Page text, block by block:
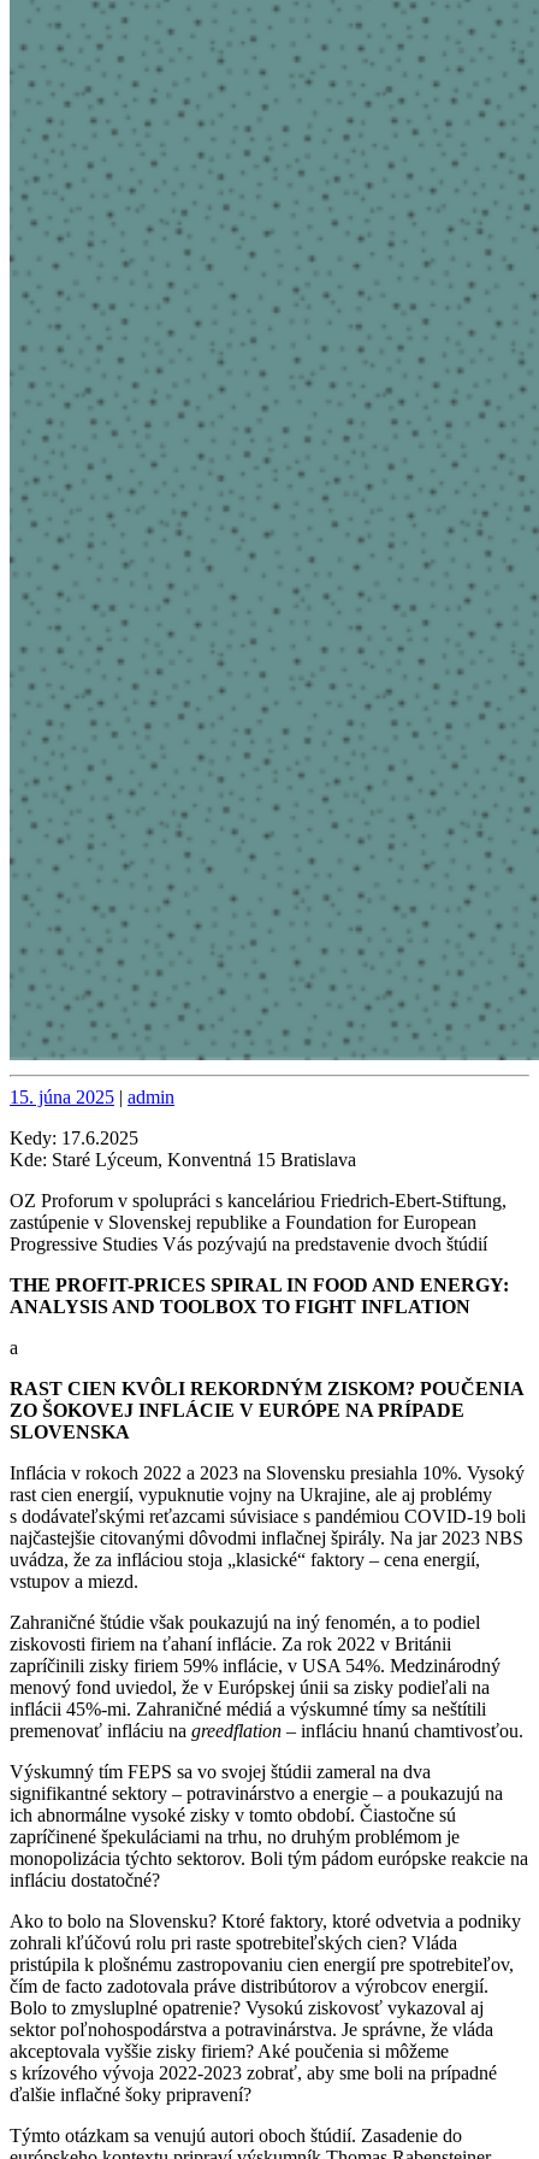
Posted
15. júna 2025 | Posted
admin
Kedy: 17.6.2025
Kde: Staré Lýceum, Konventná 15 Bratislava
OZ Proforum v spolupráci s kanceláriou Friedrich-Ebert-Stiftung,
zastúpenie v Slovenskej republike a Foundation for European
Progressive Studies Vás pozývajú na predstavenie dvoch štúdií
THE PROFIT-PRICES SPIRAL IN FOOD AND ENERGY:
ANALYSIS AND TOOLBOX TO FIGHT INFLATION
a
RAST CIEN KVÔLI REKORDNÝM ZISKOM? POUČENIA
ZO ŠOKOVEJ INFLÁCIE V EURÓPE NA PRÍPADE
SLOVENSKA
Inflácia v rokoch 2022 a 2023 na Slovensku presiahla 10%. Vysoký
rast cien energií, vypuknutie vojny na Ukrajine, ale aj problémy
s dodávateľskými reťazcami súvisiace s pandémiou COVID-19 boli
najčastejšie citovanými dôvodmi inflačnej špirály. Na jar 2023 NBS
uvádza, že za infláciou stoja „klasické“ faktory – cena energií,
vstupov a miezd.
Zahraničné štúdie však poukazujú na iný fenomén, a to podiel
ziskovosti firiem na ťahaní inflácie. Za rok 2022 v Británii
zapríčinili zisky firiem 59% inflácie, v USA 54%. Medzinárodný
menový fond uviedol, že v Európskej únii sa zisky podieľali na
inflácii 45%-mi. Zahraničné médiá a výskumné tímy sa neštítili
premenovať infláciu na greedflation – infláciu hnanú chamtivosťou.
Výskumný tím FEPS sa vo svojej štúdii zameral na dva
signifikantné sektory – potravinárstvo a energie – a poukazujú na
ich abnormálne vysoké zisky v tomto období. Čiastočne sú
zapríčinené špekuláciami na trhu, no druhým problémom je
monopolizácia týchto sektorov. Boli tým pádom európske reakcie na
infláciu dostatočné?
Ako to bolo na Slovensku? Ktoré faktory, ktoré odvetvia a podniky
zohrali kľúčovú rolu pri raste spotrebiteľských cien? Vláda
pristúpila k plošnému zastropovaniu cien energií pre spotrebiteľov,
čím de facto zadotovala práve distribútorov a výrobcov energií.
Bolo to zmysluplné opatrenie? Vysokú ziskovosť vykazoval aj
sektor poľnohospodárstva a potravinárstva. Je správne, že vláda
akceptovala vyššie zisky firiem? Aké poučenia si môžeme
s krízového vývoja 2022-2023 zobrať, aby sme boli na prípadné
ďalšie inflačné šoky pripravení?
Týmto otázkam sa venujú autori oboch štúdií. Zasadenie do